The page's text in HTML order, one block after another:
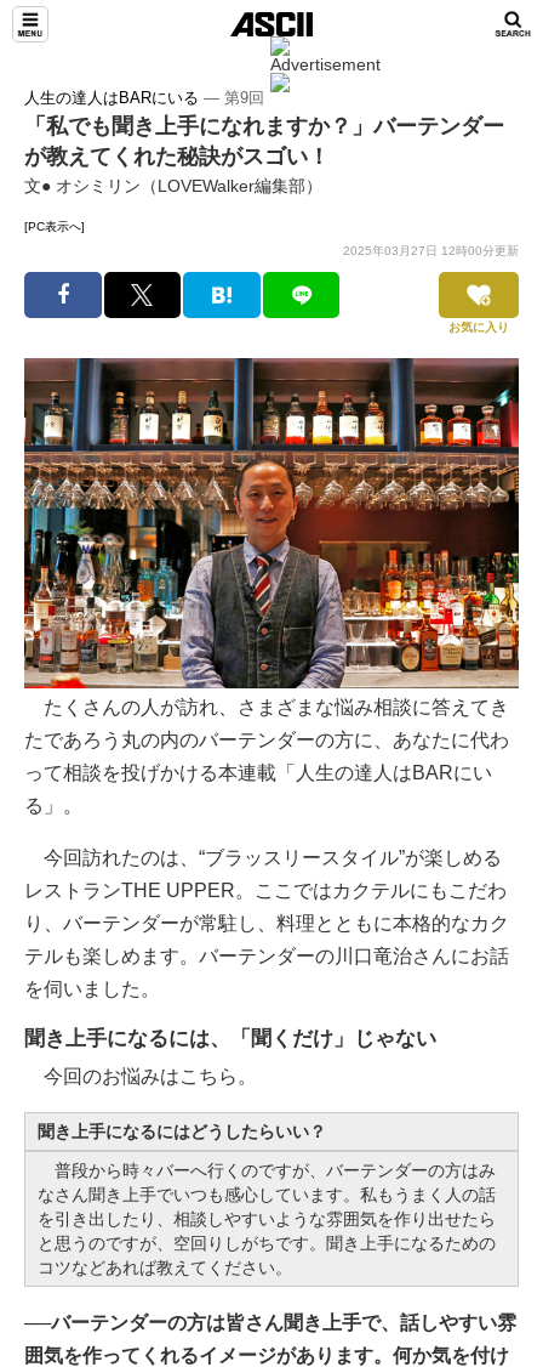
人生の達人はBARにいる ― 第9回
「私でも聞き上手になれますか？」バーテンダー
が教えてくれた秘訣がスゴい！
文● オシミリン（LOVEWalker編集部）
[PC表示へ]
2025年03月27日 12時00分更新
お気に入り
たくさんの人が訪れ、さまざまな悩み相談に答えてき
たであろう丸の内のバーテンダーの方に、あなたに代わ
って相談を投げかける本連載「人生の達人はBARにい
る」。
今回訪れたのは、“ブラッスリースタイル”が楽しめる
レストランTHE UPPER。ここではカクテルにもこだわ
り、バーテンダーが常駐し、料理とともに本格的なカク
テルも楽しめます。バーテンダーの川口竜治さんにお話
を伺いました。
聞き上手になるには、「聞くだけ」じゃない
今回のお悩みはこちら。
聞き上手になるにはどうしたらいい？
普段から時々バーへ行くのですが、バーテンダーの方はみ
なさん聞き上手でいつも感心しています。私もうまく人の話
を引き出したり、相談しやすいような雰囲気を作り出せたら
と思うのですが、空回りしがちです。聞き上手になるための
コツなどあれば教えてください。
──バーテンダーの方は皆さん聞き上手で、話しやすい雰
囲気を作ってくれるイメージがあります。何か気を付け